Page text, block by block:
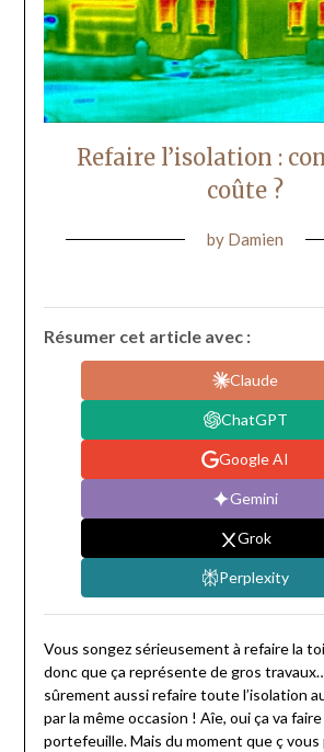
Refaire l’isolation :
coûte ?
by Damien
Résumer cet article avec :
Claude
ChatGPT
Google AI
Gemini
Grok
Perplexity
Vous songez sérieusement à refaire la
donc que ça représente de gros
sûrement aussi refaire toute l’isolation
par la même occasion ! Aîe, oui ça va faire
portefeuille. Mais du moment que ç